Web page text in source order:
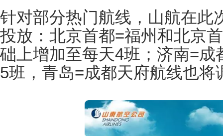
针对部分热门航线，山航在此
投放：北京首都=福州和北京
础上增加至每天4班；济南=
5班，青岛=成都天府航线也将